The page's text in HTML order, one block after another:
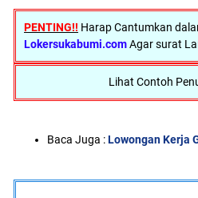
PENTING!! Harap Cantumkan
Lokersukabumi.comAgar surat
Lihat Contoh
Baca Juga :Lowongan Kerja